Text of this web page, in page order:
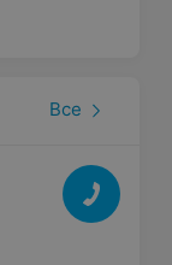
Все